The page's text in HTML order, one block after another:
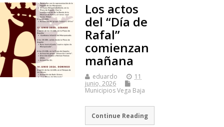
Los actos
del “Día de
Rafal”
comienzan
mañana
eduardo
11
junio, 2026
Municipios Vega Baja
Continue Reading